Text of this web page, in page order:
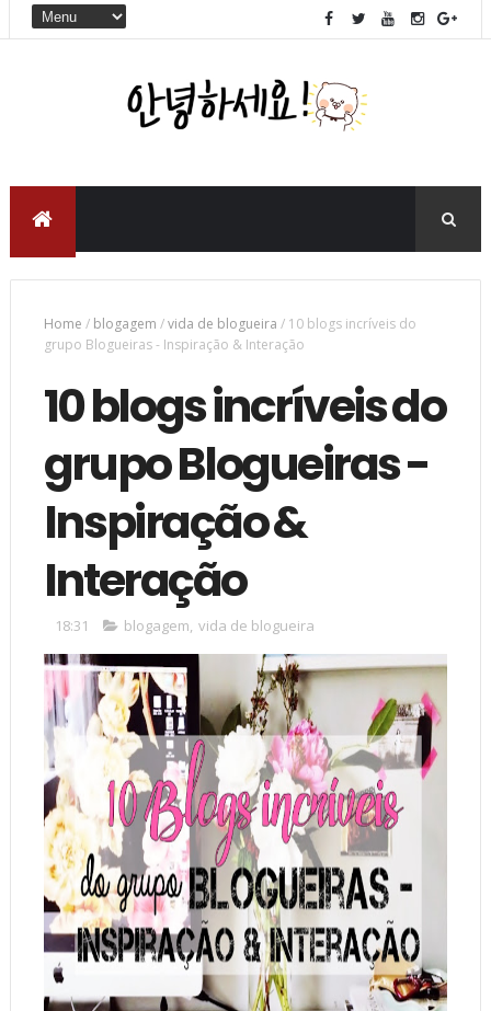
Home / blogagem /vida de blogueira / 10 blogs incríveis do
grupo Blogueiras - Inspiração & Interação
10 blogs incríveis do
grupo Blogueiras -
Inspiração &
Interação
18:31 blogagem, vida de blogueira